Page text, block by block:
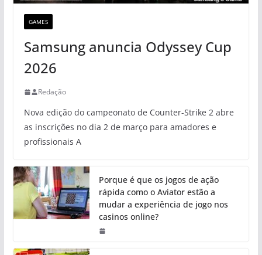
GAMES
Samsung anuncia Odyssey Cup
2026
Redação
Nova edição do campeonato de Counter-Strike 2 abre
as inscrições no dia 2 de março para amadores e
profissionais A
Porque é que os jogos de ação
rápida como o Aviator estão a
mudar a experiência de jogo nos
casinos online?